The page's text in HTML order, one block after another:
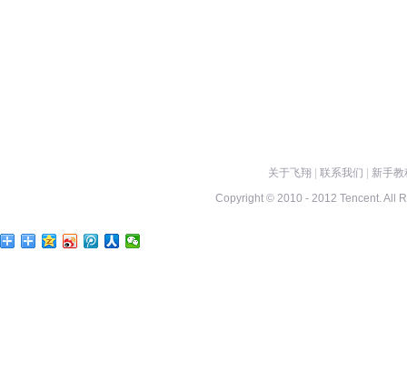
关于飞翔 联系我们
新手教
Copyright © 2010 - 2012 Tencent. All